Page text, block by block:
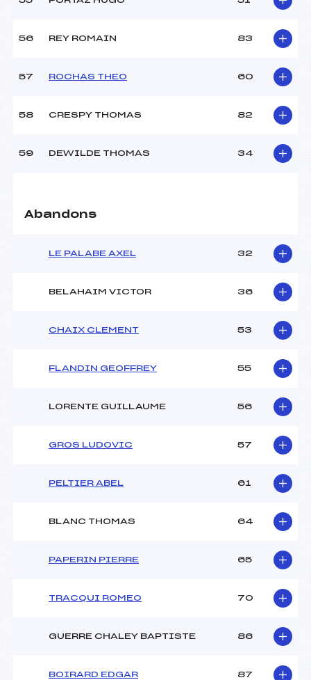
56 REY ROMAIN 83
57 ROCHAS THEO 60
58 CRESPY THOMAS 82
59 DEWILDE THOMAS 34
Abandons
LE PALABE AXEL 32
BELAHAIM VICTOR 36
CHAIX CLEMENT 53
FLANDIN GEOFFREY 55
LORENTE GUILLAUME 56
GROS LUDOVIC 57
PELTIER ABEL 61
BLANC THOMAS 64
PAPERIN PIERRE 65
TRACQUI ROMEO 70
GUERRE CHALEY BAPTISTE 86
BOIRARD EDGAR 87